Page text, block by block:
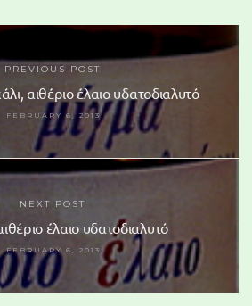
PREVIOUS POST
αιθέριο έλαιο υδατοδιαλυτό
FEBRUARY 6, 2013
NEXT POST
έλαιο υδατοδιαλυτό
FEBRUARY 6, 2013